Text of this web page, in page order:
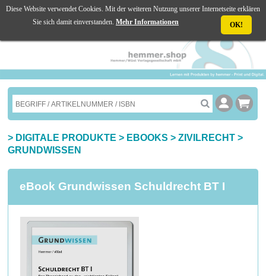
☰ MENU
> DIGITALE PRODUKTE > EBOOKS >ZIVILRECHT >
GRUNDWISSEN
eBook Grundwissen Schuldrecht BT I
Diese Website verwendet Cookies. Mit der weiteren Nutzung unserer Internetseite erklären
Sie sich damit einverstanden. Mehr Informationen OK!